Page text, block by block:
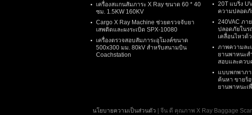
เครื่องสแกนสัมภาระ X Ray ขนาด 60 * 40
ซม. 1.5KW 160KV
Cargo X Ray Machine ช่วยตรวจจับยา
เสพติดและผงระเบิด SPX-10080
เครื่องตรวจสอบสัมภาระอุโมงค์ขนาด
500x300 มม. 80kV สำหรับสนามบิน
Coachstation
20T แบริ่ง
ความปลอดภั
240VAC ภา
ปลอดภัยในร
เคลื่อนไหวด้
ภาพความละ
ยานพาหนะส
สอบและควบ
แบบพกพาภา
ค้นหา ขายร้
ยานพาหนะเ
นโยบายความเป็นส่วนตัว | จีน ดี คุณภาพ X Ray Baggage